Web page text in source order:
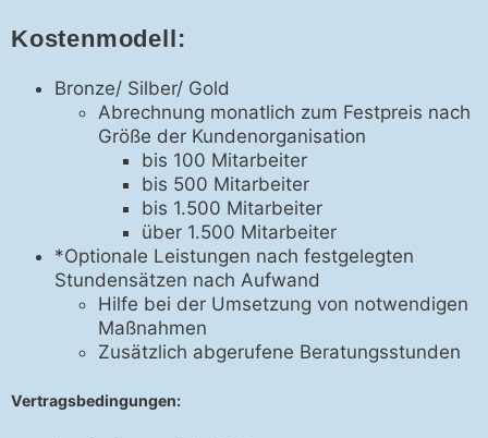
Kostenmodell:
Bronze/ Silber/ Gold
Abrechnung monatlich zum Festpreis nach
Größe der Kundenorganisation
bis 100 Mitarbeiter
bis 500 Mitarbeiter
bis 1.500 Mitarbeiter
über 1.500 Mitarbeiter
*Optionale Leistungen nach festgelegten
Stundensätzen nach Aufwand
Hilfe bei der Umsetzung von notwendigen
Maßnahmen
Zusätzlich abgerufene Beratungsstunden
Vertragsbedingungen: